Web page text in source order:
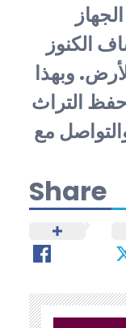
الكنوز
وبهذا
التراث
مع
Share